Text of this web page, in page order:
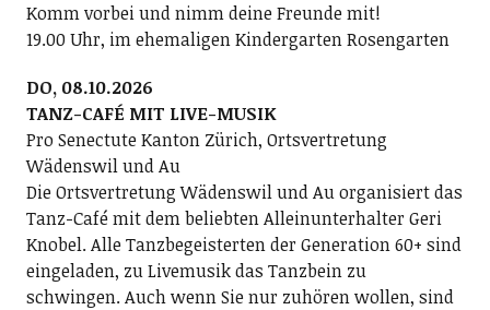
Komm vorbei und nimm deine Freunde mit!
19.00 Uhr, im ehemaligen Kindergarten Rosengarten
DO, 08.10.2026
TANZ-CAFÉ MIT LIVE-MUSIK
Pro Senectute Kanton Zürich, Ortsvertretung
Wädenswil und Au
Die Ortsvertretung Wädenswil und Au organisiert das
Tanz-Café mit dem beliebten Alleinunterhalter Geri
Knobel. Alle Tanzbegeisterten der Generation 60+ sind
eingeladen, zu Livemusik das Tanzbein zu
schwingen. Auch wenn Sie nur zuhören wollen, sind